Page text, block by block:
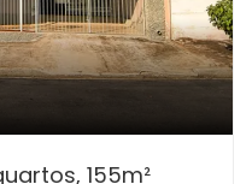
155m²